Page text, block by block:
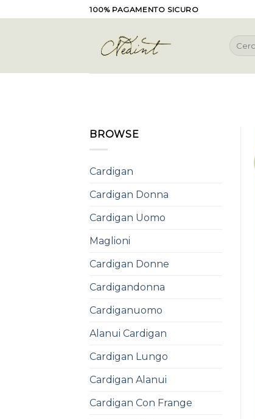
to
100% PAGAMENTO SICURO
Cerca:
BROWSE
Cardigan
Cardigan Donna
Cardigan Uomo
Maglioni
Cardigan Donne
Cardigandonna
Cardiganuomo
Alanui Cardigan
Cardigan Lungo
Cardigan Alanui
Cardigan Con Frange